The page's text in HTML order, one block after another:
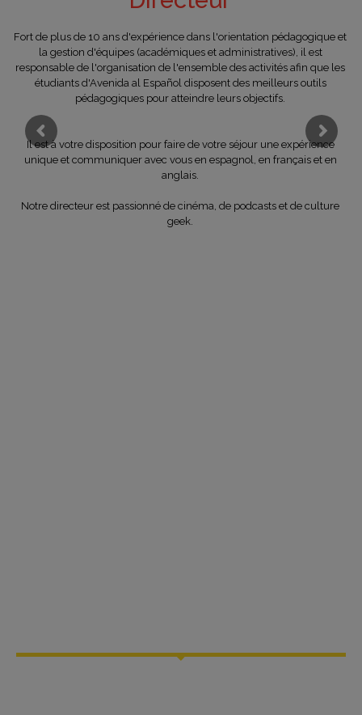
Fort de plus de 10 ans d'expérience dans l'orientation pédagogique et
la gestion d'équipes (académiques et administratives), il est
responsable de l'organisation de l'ensemble des activités afin que les
étudiants d'Avenida al Español disposent des meilleurs outils
pédagogiques pour atteindre leurs objectifs.
Il est à votre disposition pour faire de votre séjour une expérience
unique et communiquer avec vous en espagnol, en français et en
anglais.
Notre directeur est passionné de cinéma, de podcasts et de culture
geek.